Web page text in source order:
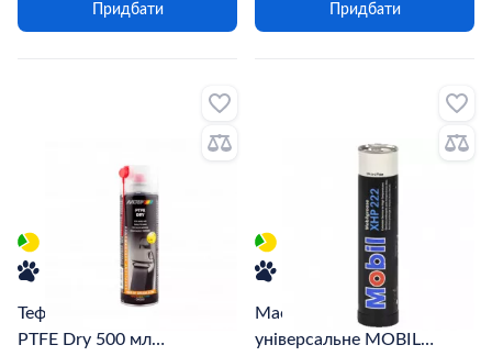
Придбати Придбати
Тефлонове мастило Motip
PTFE Dry 500 мл
Мастило пластичне
універсальне MOBIL